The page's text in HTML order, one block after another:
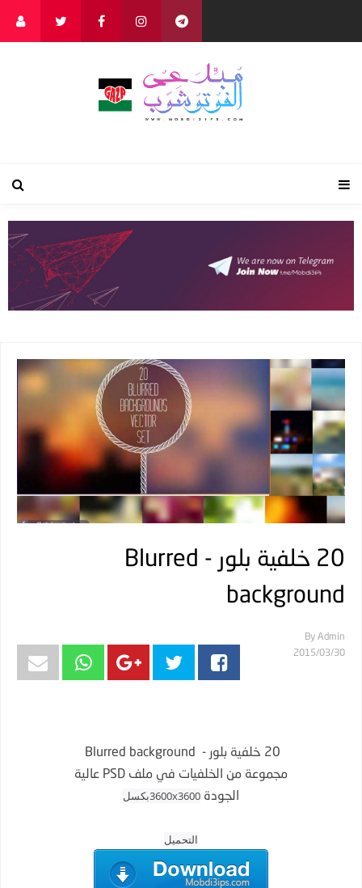
20 خلفية بلور - Blurred
background
By Admin
30‏/03‏/2015
20 خلفية بلور - Blurred background
مجموعة من الخلفيات في ملف PSD عالية
الجودة 3600x3600بكسل
التحميل